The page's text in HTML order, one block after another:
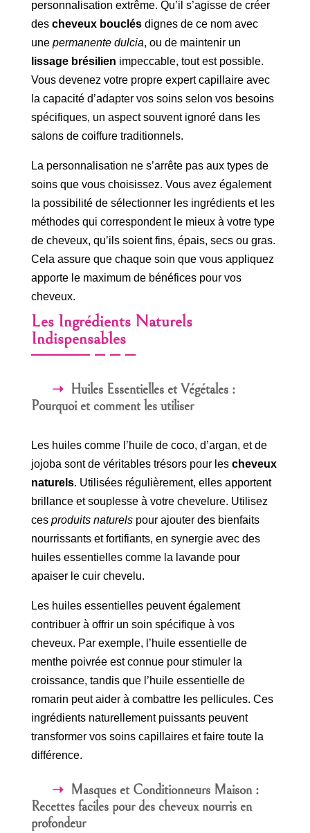
personnalisation extrême. Qu’il s’agisse de créer
des cheveux bouclésdignes de ce nom avec
une permanente dulcia, ou de maintenir un
lissage brésilien impeccable, tout est possible.
Vous devenez votre propre expert capillaire avec
la capacité d’adapter vos soins selon vos besoins
spécifiques, un aspect souvent ignoré dans les
salons de coiffure traditionnels.
La personnalisation ne s’arrête pas aux types de
soins que vous choisissez. Vous avez également
la possibilité de sélectionner les ingrédients et les
méthodes qui correspondent le mieux à votre type
de cheveux, qu’ils soient fins, épais, secs ou gras.
Cela assure que chaque soin que vous appliquez
apporte le maximum de bénéfices pour vos
cheveux.
Les Ingrédients Naturels
Indispensables
Huiles Essentielles et Végétales :
Pourquoi et comment les utiliser
Les huiles comme l’huile de coco, d’argan, et de
jojoba sont de véritables trésors pour les cheveux
naturels. Utilisées régulièrement, elles apportent
brillance et souplesse à votre chevelure. Utilisez
ces produits naturelspour ajouter des bienfaits
nourrissants et fortifiants, en synergie avec des
huiles essentielles comme la lavande pour
apaiser le cuir chevelu.
Les huiles essentielles peuvent également
contribuer à offrir un soin spécifique à vos
cheveux. Par exemple, l’huile essentielle de
menthe poivrée est connue pour stimuler la
croissance, tandis que l’huile essentielle de
romarin peut aider à combattre les pellicules. Ces
ingrédients naturellement puissants peuvent
transformer vos soins capillaires et faire toute la
différence.
Masques et Conditionneurs Maison :
Recettes faciles pour des cheveux nourris en
profondeur